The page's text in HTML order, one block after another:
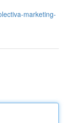
marketing-